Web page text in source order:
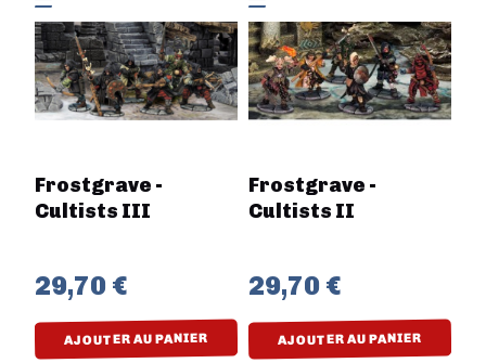
Frostgrave -
Cultists III
29,70 €
AJOUTER AU PANIER
Frostgrave -
Cultists II
29,70 €
AJOUTER AU PANIER